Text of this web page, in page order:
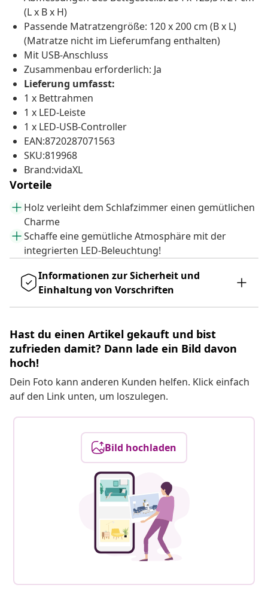
(L x B x H)
Passende Matratzengröße: 120 x 200 cm (B x L)
(Matratze nicht im Lieferumfang enthalten)
Mit USB-Anschluss
Zusammenbau erforderlich: Ja
Lieferung umfasst:
1 x Bettrahmen
1 x LED-Leiste
1 x LED-USB-Controller
EAN:8720287071563
SKU:819968
Brand:vidaXL
Vorteile
Holz verleiht dem Schlafzimmer einen gemütlichen
Charme
Schaffe eine gemütliche Atmosphäre mit der
integrierten LED-Beleuchtung!
Informationen zur Sicherheit und
Einhaltung von Vorschriften
Hast du einen Artikel gekauft und bist
zufrieden damit? Dann lade ein Bild davon
hoch!
Dein Foto kann anderen Kunden helfen. Klick einfach
auf den Link unten, um loszulegen.
Bild hochladen